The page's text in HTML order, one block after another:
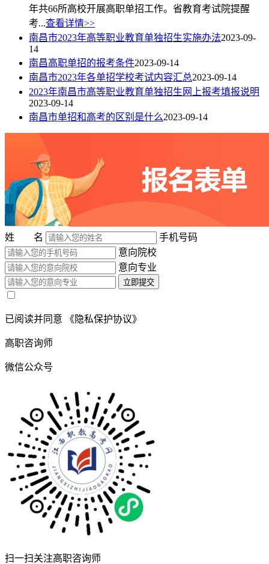
年共66所高校开展高职单招工作。省教育考试院提醒
考...查看详情>>
南昌市2023年高等职业教育单独招生实施办法2023-09-
14
南昌高职单招的报考条件2023-09-14
南昌市2023年各单招学校考试内容汇总2023-09-14
2023年南昌市高等职业教育单独招生网上报考填报说明
2023-09-14
南昌市单招和高考的区别是什么2023-09-14
姓 名
手机号码
意向院校
意向专业
立即提交
已阅读并同意 《隐私保护协议》
高职咨询师
微信公众号
扫一扫关注高职咨询师